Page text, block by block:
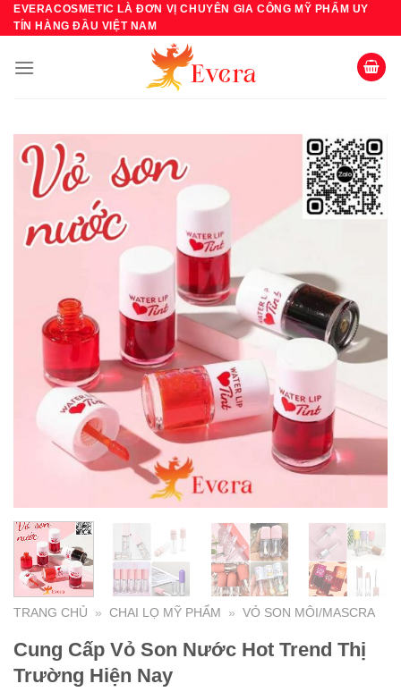
Bỏ
qua
dung
EVERACOSMETIC LÀ ĐƠN VỊ CHUYÊN GIA CÔNG MỸ PHẨM UY
TÍN HÀNG ĐẦU VIỆT NAM
TRANG CHỦ » CHAI LỌ MỸ PHẨM » VỎ SON MÔI/MASCRA
Cung Cấp Vỏ Son Nước Hot Trend Thị
Trường Hiện Nay